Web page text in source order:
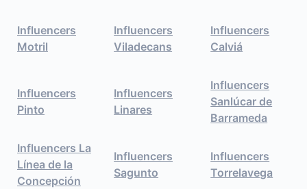
Influencers
Motril
Influencers
Viladecans
Influencers
Calviá
Influencers
Pinto
Influencers
Linares
Influencers
Sanlúcar de
Barrameda
Influencers La
Línea de la
Concepción
Influencers
Sagunto
Influencers
Torrelavega